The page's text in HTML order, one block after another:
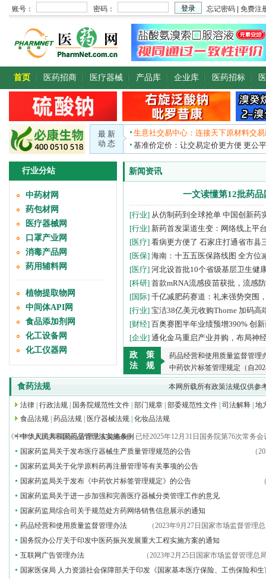
首页 医药招商 医疗器械 产品库 企业库 医药招标
最 新
动 态
生意社交易中心：连接天下原材料交
基准价定价：让交易定价更方便 更公
行业分站
中药材网
药包材网
医疗器械网
口罩产业网
消毒产品网
药用辅料网
植物提取物网
中间体API网
食品添加剂网
化工设备网
化工仪器网
新闻资讯
一文读懂第12批药
[行业] 从仿制药到全球抢单 中国创新药
[行业] 新药首发渠道生变：网络线上平
[医疗] 看病更方便了 石家庄打通省市县
[医保] 海南：十五五医保路线图 全方位
[医疗] 河北设首批10个省级基层卫生健
[科研] 首款mRNA流感疫苗获批，流感
[国际] 千亿减肥药赛道：礼来强势突围
[行业] 宝洁38亿美元收购Thorne 加码高
[财经] 百奥赛图半年业绩预增390% 创
[企业] 通化金马重启产业并购，布局神
政 策
法 规
药品经营和使用质量监督管理
中药饮片标签管理规定（自
本网所载所有政策法规仅供参
食药法规
法律 行政法规 国务院规范性文件 部门规章 部委规范性文件 司法解释 地
食品法规 药品法规 医疗器械法规 化妆品法规
《中华人民共和国药品管理法实施条例》已经2025年12月31日国务院第76次常务
中华人民共和国药品管理法实施条例
（
国家药监局关于发布医疗器械生产质量管理规范的公告
国家药监局关于化学原料药再注册管理等有关事项的公告
国家药监局关于发布《中药饮片标签管理规定》的公告
国家药监局关于进一步加强和完善医疗器械分类管理工作的意见
国家药监局综合司关于规范处方药网络销售信息展示的通知
（2023年9月27日国家市场监督管理
药品经营和使用质量监督管理办法
国务院办公厅关于印发中医药振兴发展重大工程实施方案的通知
（2023年2月25日国家市场监督管理
互联网广告管理办法
国家医保局 人力资源社会保障部关于印发《国家基本医疗保险、工伤保险和